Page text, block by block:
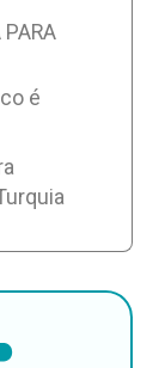
PARA
é